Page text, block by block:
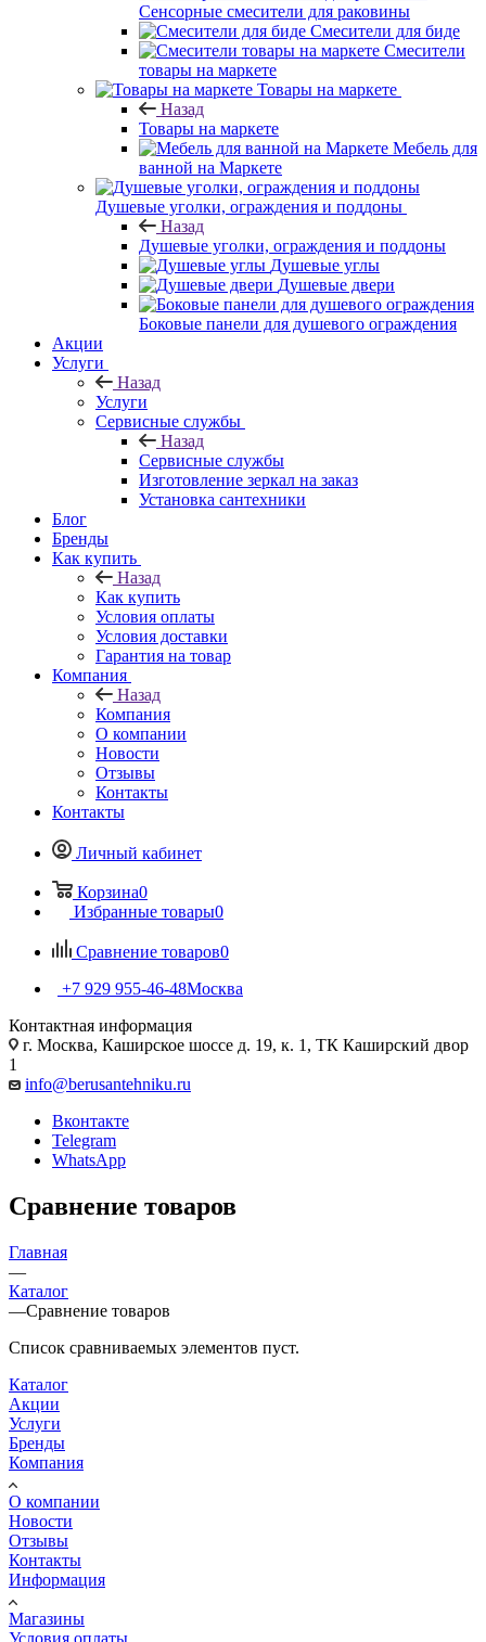
Сенсорные смесители для раковины
Смесители для биде
Смесители
товары на маркете
Товары на маркете
Назад
Товары на маркете
Мебель для
ванной на Маркете
Душевые уголки, ограждения и поддоны
Назад
Душевые уголки, ограждения и поддоны
Душевые углы
Душевые двери
Боковые панели для душевого ограждения
Акции
Услуги
Назад
Услуги
Сервисные службы
Назад
Сервисные службы
Изготовление зеркал на заказ
Установка сантехники
Блог
Бренды
Как купить
Назад
Как купить
Условия оплаты
Условия доставки
Гарантия на товар
Компания
Назад
Компания
О компании
Новости
Отзывы
Контакты
Контакты
Личный кабинет
Корзина0
Избранные товары0
Сравнение товаров0
+7 929 955-46-48Москва
Контактная информация
г. Москва, Каширское шоссе д. 19, к. 1, ТК Каширский двор
1
info@berusantehniku.ru
Вконтакте
Telegram
WhatsApp
Сравнение товаров
Главная
—
Каталог
—Сравнение товаров
Список сравниваемых элементов пуст.
Каталог
Акции
Услуги
Бренды
Компания
О компании
Новости
Отзывы
Контакты
Информация
Магазины
Условия оплаты